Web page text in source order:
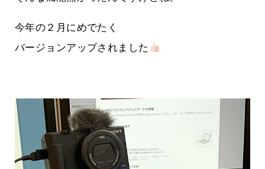
今年の２月にめでたく
バージョンアップされました